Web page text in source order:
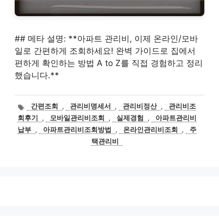
## 메타 설명: **아파트 관리비, 이제 온라인/모바
일로 간편하게 조회하세요! 완벽 가이드로 집에서
편하게 확인하는 방법 A to Z를 직접 경험하고 정리
했습니다.**
태
그
간편조회 , 관리비명세서 , 관리비정산 ,
관리비조
회후기
, 모바일관리비조회 , 실제경험 ,
아파트관리비
납부 , 아파트관리비조회방법 , 온라인관리비조회 ,
주
택관리비